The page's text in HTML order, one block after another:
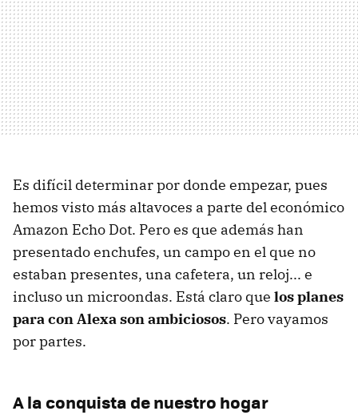
Es difícil determinar por donde empezar, pues
hemos visto más altavoces a parte del económico
Amazon Echo Dot. Pero es que además han
presentado enchufes, un campo en el que no
estaban presentes, una cafetera, un reloj... e
incluso un microondas. Está claro que los planes
para con Alexa son ambiciosos. Pero vayamos
por partes.
A la conquista de nuestro hogar